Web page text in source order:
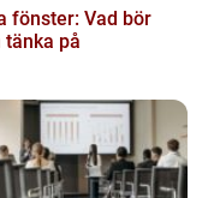
fönster: Vad bör
tänka på